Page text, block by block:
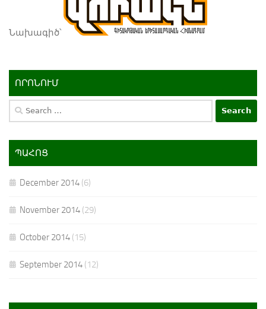
Նախագիծ՝
ՈՐՈՆՈՒՄ
Search
for:
ՊԱՀՈՑ
December 2014 (6)
November 2014 (29)
October 2014 (15)
September 2014 (12)